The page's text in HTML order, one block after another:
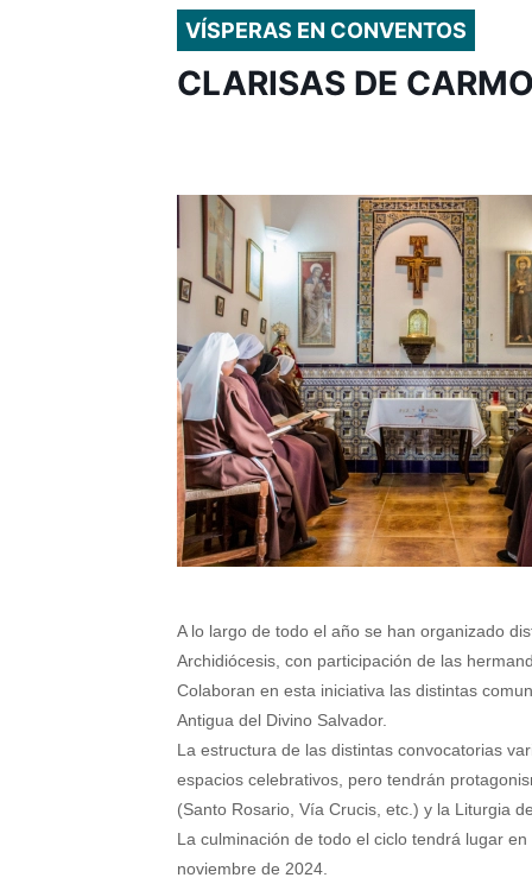
VÍSPERAS EN CONVENTOS
CLARISAS DE
A lo largo de todo el año se han organizado
Archidiócesis, con participación de las
Colaboran en esta iniciativa las distintas
Antigua del Divino Salvador.
La estructura de las distintas convocatorias
espacios celebrativos, pero tendrán
(Santo Rosario, Vía Crucis, etc.) y la Liturgia
La culminación de todo el ciclo tendrá lugar
noviembre de 2024.